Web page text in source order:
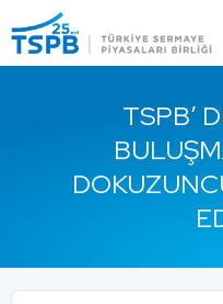
Close
TSPB’